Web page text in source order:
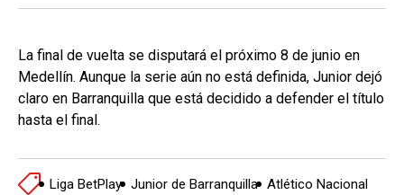
La final de vuelta se disputará el próximo 8 de junio en
Medellín. Aunque la serie aún no está definida, Junior dejó
claro en Barranquilla que está decidido a defender el título
hasta el final.
Liga BetPlay Junior de Barranquilla Atlético Nacional